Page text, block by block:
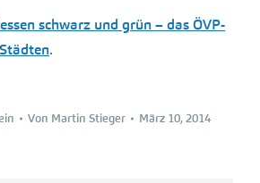
schwarz und grün – das ÖVP-
.
Von Martin Stieger März 10, 2014